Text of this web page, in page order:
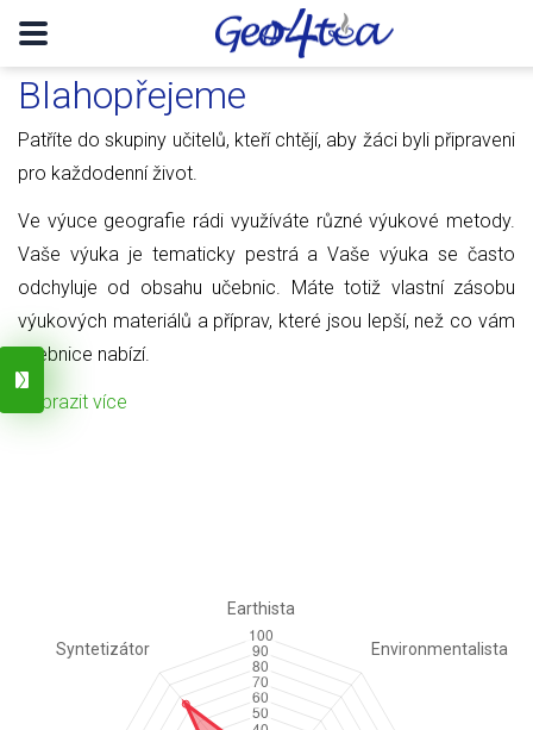
Blahopřejeme
Patříte do skupiny učitelů, kteří chtějí, aby žáci byli připraveni
pro každodenní život.
Ve výuce geografie rádi využíváte různé výukové metody.
Vaše výuka je tematicky pestrá a Vaše výuka se často
odchyluje od obsahu učebnic. Máte totiž vlastní zásobu
výukových materiálů a příprav, které jsou lepší, než co vám
učebnice nabízí.
Zobrazit více